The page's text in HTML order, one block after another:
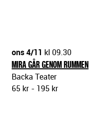
ons 4/11 kl 09.30
MIRA GÅR GENOM RUMMEN
Backa Teater
65 kr - 195 kr